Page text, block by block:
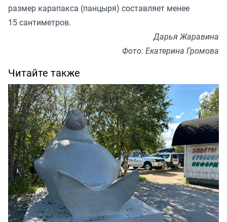
размер карапакса (панцыря) составляет менее
15 сантиметров.
Дарья Жаравина
Фото: Екатерина Громова
Читайте также